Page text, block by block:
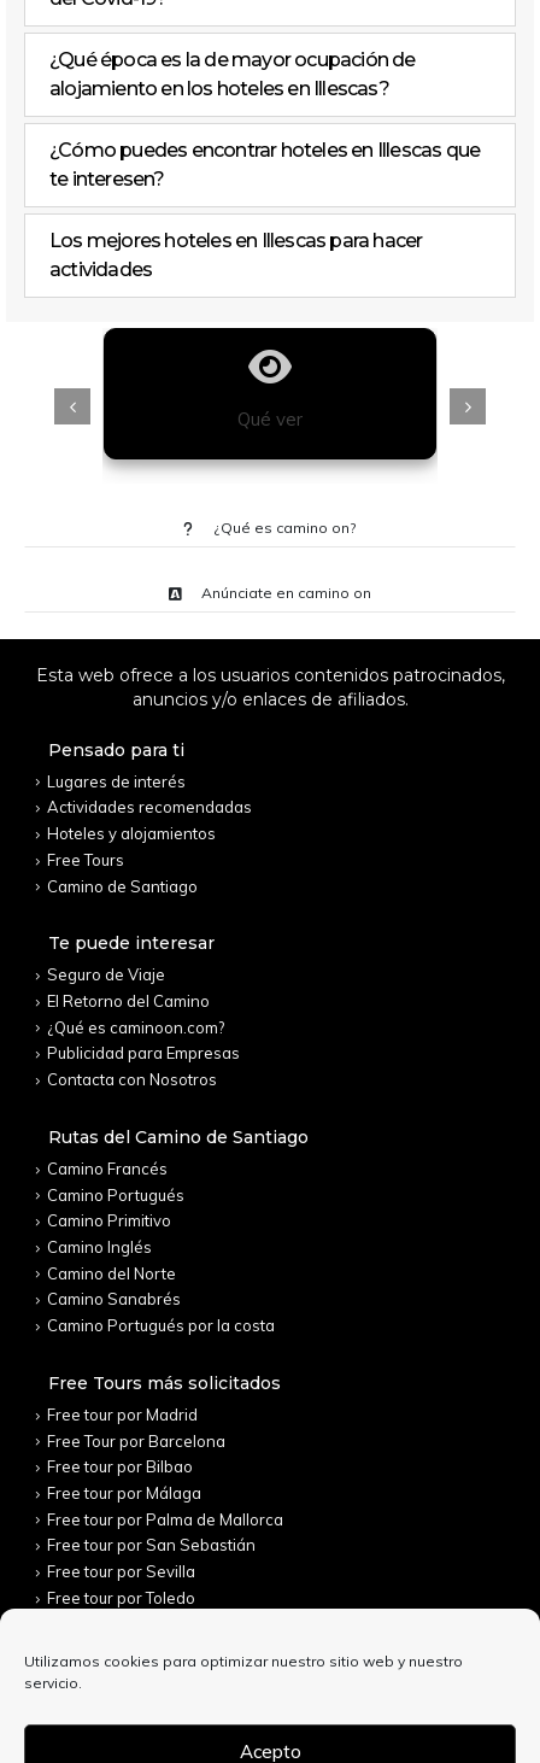
Utilizamos cookies para optimizar nuestro sitio web y nuestro
servicio.
Acepto
¿Qué época es la de mayor ocupación de
alojamiento en los hoteles en Illescas?
¿Cómo puedes encontrar hoteles en Illescas que
te interesen?
Los mejores hoteles en Illescas para hacer
actividades
Qué ver
¿Qué es camino on?
Anúnciate en camino on
Esta web ofrece a los usuarios contenidos patrocinados,
anuncios y/o enlaces de afiliados.
Pensado para ti
Lugares de interés
Actividades recomendadas
Hoteles y alojamientos
Free Tours
Camino de Santiago
Te puede interesar
Seguro de Viaje
El Retorno del Camino
¿Qué es caminoon.com?
Publicidad para Empresas
Contacta con Nosotros
Rutas del Camino de Santiago
Camino Francés
Camino Portugués
Camino Primitivo
Camino Inglés
Camino del Norte
Camino Sanabrés
Camino Portugués por la costa
Free Tours más solicitados
Free tour por Madrid
Free Tour por Barcelona
Free tour por Bilbao
Free tour por Málaga
Free tour por Palma de Mallorca
Free tour por San Sebastián
Free tour por Sevilla
Free tour por Toledo